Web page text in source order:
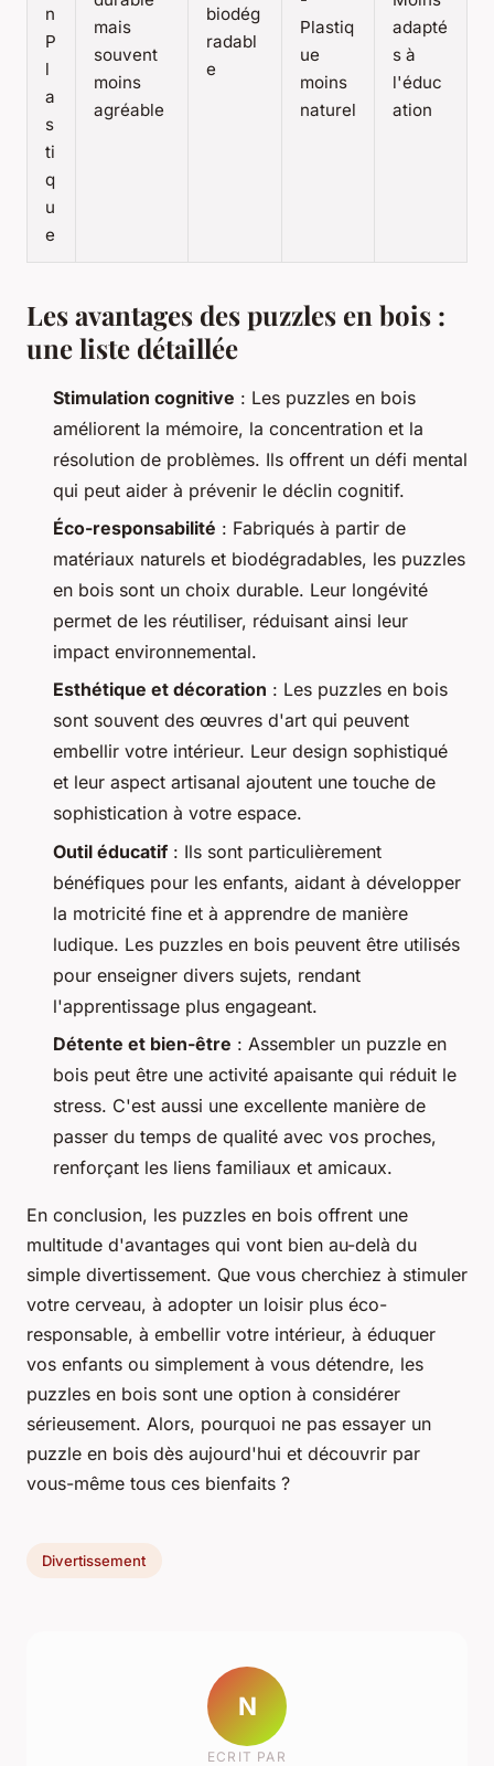
n
P
l
a
s
ti
q
u
e
mais
souvent
moins
agréable
biodég
radabl
e
Plastiq
ue
moins
naturel
adapté
s à
l'éduc
ation
Les avantages des puzzles en bois :
une liste détaillée
Stimulation cognitive : Les puzzles en bois
améliorent la mémoire, la concentration et la
résolution de problèmes. Ils offrent un défi mental
qui peut aider à prévenir le déclin cognitif.
Éco-responsabilité : Fabriqués à partir de
matériaux naturels et biodégradables, les puzzles
en bois sont un choix durable. Leur longévité
permet de les réutiliser, réduisant ainsi leur
impact environnemental.
Esthétique et décoration : Les puzzles en bois
sont souvent des œuvres d'art qui peuvent
embellir votre intérieur. Leur design sophistiqué
et leur aspect artisanal ajoutent une touche de
sophistication à votre espace.
Outil éducatif: Ils sont particulièrement
bénéfiques pour les enfants, aidant à développer
la motricité fine et à apprendre de manière
ludique. Les puzzles en bois peuvent être utilisés
pour enseigner divers sujets, rendant
l'apprentissage plus engageant.
Détente et bien-être : Assembler un puzzle en
bois peut être une activité apaisante qui réduit le
stress. C'est aussi une excellente manière de
passer du temps de qualité avec vos proches,
renforçant les liens familiaux et amicaux.
En conclusion, les puzzles en bois offrent une
multitude d'avantages qui vont bien au-delà du
simple divertissement. Que vous cherchiez à stimuler
votre cerveau, à adopter un loisir plus éco-
responsable, à embellir votre intérieur, à éduquer
vos enfants ou simplement à vous détendre, les
puzzles en bois sont une option à considérer
sérieusement. Alors, pourquoi ne pas essayer un
puzzle en bois dès aujourd'hui et découvrir par
vous-même tous ces bienfaits ?
Divertissement
N
ECRIT PAR